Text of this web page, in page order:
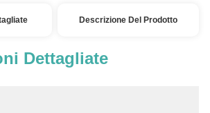
Descrizione Del Prodotto
Dettagliate